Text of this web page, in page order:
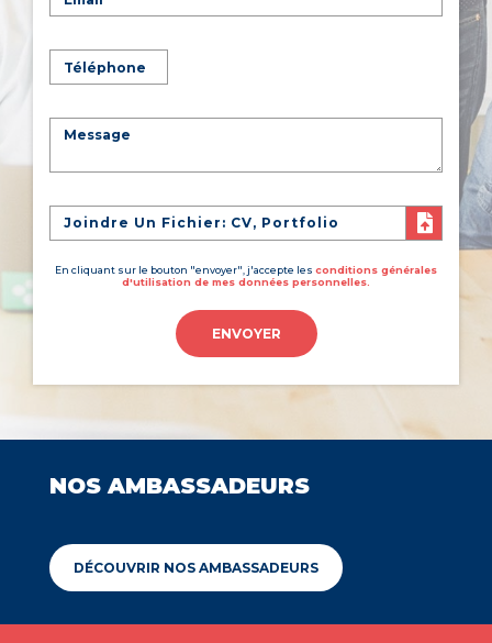
Joindre Un Fichier: CV, Portfolio
En cliquant sur le bouton "envoyer", j'accepte les conditions générales
d'utilisation de mes données personnelles.
ENVOYER
NOS AMBASSADEURS
DÉCOUVRIR NOS AMBASSADEURS